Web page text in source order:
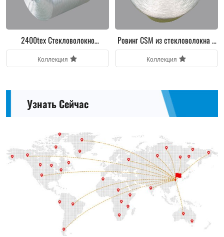
Ровинг CSM из стекловолокна в
сборе
Коллекция
ECR Стекловолокно CSM
Коллекция
Узнать Сейчас